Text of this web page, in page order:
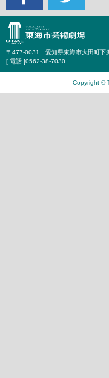
〒477-0031 愛知県東海市大田町下
[ 電話 ]0562-38-7030
Copyright ©